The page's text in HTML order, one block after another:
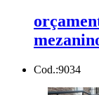
Cod.:9034